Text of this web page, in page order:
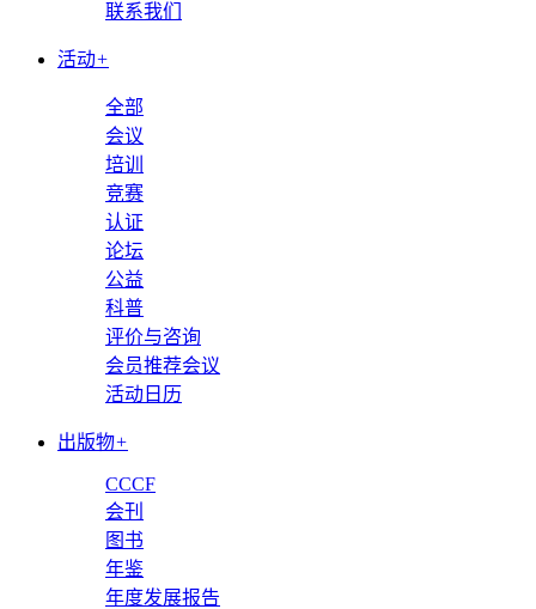
联系我们
活动+
全部
会议
培训
竞赛
认证
论坛
公益
科普
评价与咨询
会员推荐会议
活动日历
出版物+
CCCF
会刊
图书
年鉴
年度发展报告